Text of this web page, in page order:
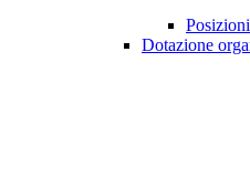
Dotazione